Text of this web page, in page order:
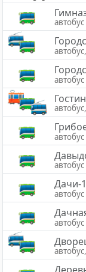
автобус
автобус
автобус
автобус
Дачи-1
автобус
автобус